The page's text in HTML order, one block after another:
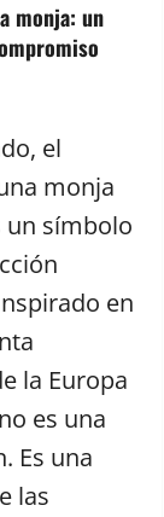
monja: un
el
monja
un símbolo
en
la Europa
es una
Es una
las